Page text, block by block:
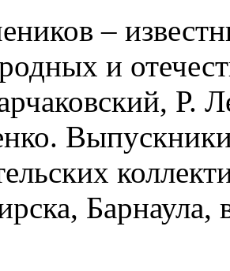
–
и
Р.
Барнаула,